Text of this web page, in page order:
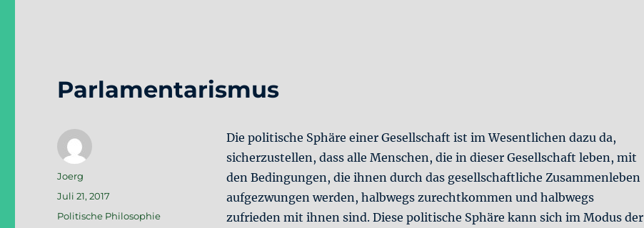
Parlamentarismus
Die politische Sphäre einer Gesellschaft ist im Wesentlichen dazu da,
sicherzustellen, dass alle Menschen, die in dieser Gesellschaft leben, mit
den Bedingungen, die ihnen durch das gesellschaftliche Zusammenleben
aufgezwungen werden, halbwegs zurechtkommen und halbwegs
zufrieden mit ihnen sind. Diese politische Sphäre kann sich im Modus der
Autor
Joerg
Veröffentlicht
am
Juli 21, 2017
Kategorien
Politische Philosophie